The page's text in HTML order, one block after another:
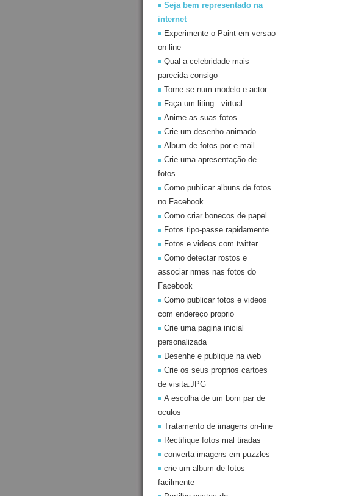
Seja bem representado na
internet
Experimente o Paint em versao
on-line
Qual a celebridade mais
parecida consigo
Torne-se num modelo e actor
Faça um liting.. virtual
Anime as suas fotos
Crie um desenho animado
Album de fotos por e-mail
Crie uma apresentação de
fotos
Como publicar albuns de fotos
no Facebook
Como criar bonecos de papel
Fotos tipo-passe rapidamente
Fotos e videos com twitter
Como detectar rostos e
associar nmes nas fotos do
Facebook
Como publicar fotos e videos
com endereço proprio
Crie uma pagina inicial
personalizada
Desenhe e publique na web
Crie os seus proprios cartoes
de visita.JPG
A escolha de um bom par de
oculos
Tratamento de imagens on-line
Rectifique fotos mal tiradas
converta imagens em puzzles
crie um album de fotos
facilmente